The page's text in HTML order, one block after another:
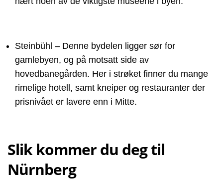
Steinbühl – Denne bydelen ligger sør for
gamlebyen, og på motsatt side av
hovedbanegården. Her i strøket finner du mange
rimelige hotell, samt kneiper og restauranter der
prisnivået er lavere enn i Mitte.
Slik kommer du deg til
Nürnberg